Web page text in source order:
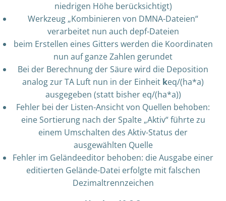
niedrigen Höhe berücksichtigt)
Werkzeug „Kombinieren von DMNA-Dateien“
verarbeitet nun auch depf-Dateien
beim Erstellen eines Gitters werden die Koordinaten
nun auf ganze Zahlen gerundet
Bei der Berechnung der Säure wird die Deposition
analog zur TA Luft nun in der Einheit keq/(ha*a)
ausgegeben (statt bisher eq/(ha*a))
Fehler bei der Listen-Ansicht von Quellen behoben:
eine Sortierung nach der Spalte „Aktiv“ führte zu
einem Umschalten des Aktiv-Status der
ausgewählten Quelle
Fehler im Geländeeditor behoben: die Ausgabe einer
editierten Gelände-Datei erfolgte mit falschen
Dezimaltrennzeichen